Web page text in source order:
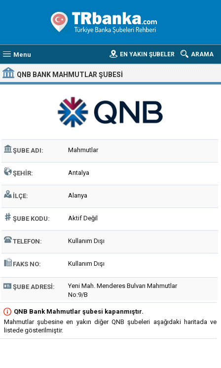
Menu ARAMA
EN YAKIN ŞUBELER
QNB BANK MAHMUTLAR ŞUBESI
ŞUBE ADI: Mahmutlar
ŞEHIR: Antalya
İLÇE: Alanya
ŞUBE KODU: Aktif Değil
TELEFON: Kullanım Dışı
FAKS NO: Kullanım Dışı
ŞUBE ADRESI:
Yeni Mah. Menderes Bulvarı Mahmutlar
No:9/B
QNB Bank Mahmutlar şubesi kapanmıştır.
Mahmutlar şubesine en yakın diğer QNB şubeleri aşağıdaki haritada ve
listede gösterilmiştir.